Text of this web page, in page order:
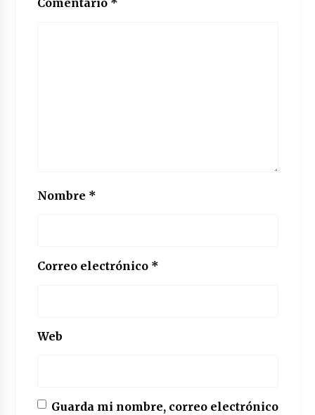
Comentario *
Nombre *
Correo electrónico *
Web
Guarda mi nombre, correo electrónico